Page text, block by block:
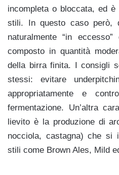
incompleta o bloccata, ed
stili. In questo caso però,
naturalmente “in
composto in quantità
della birra finita. I consigli
stessi: evitare
appropriatamente e
fermentazione. Un’altra
lievito è la produzione di
nocciola, castagna) che si
stili come Brown Ales, Mild